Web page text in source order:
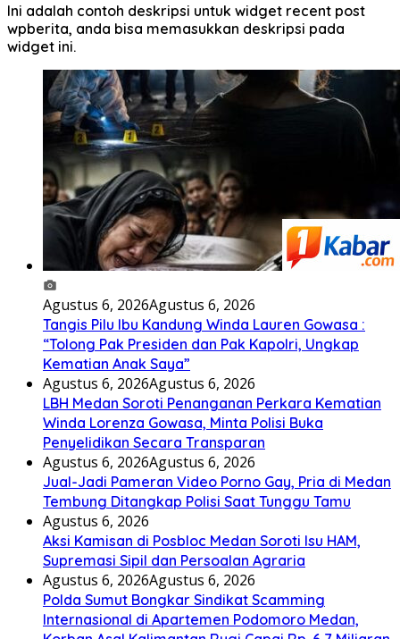
Ini adalah contoh deskripsi untuk widget recent post
wpberita, anda bisa memasukkan deskripsi pada
widget ini.
Agustus 6, 2026Agustus 6, 2026
Tangis Pilu Ibu Kandung Winda Lauren Gowasa :
“Tolong Pak Presiden dan Pak Kapolri, Ungkap
Kematian Anak Saya”
Agustus 6, 2026Agustus 6, 2026
‎LBH Medan Soroti Penanganan Perkara Kematian
Winda Lorenza Gowasa, Minta Polisi Buka
Penyelidikan Secara Transparan
Agustus 6, 2026Agustus 6, 2026
Jual-Jadi Pameran Video Porno Gay, Pria di Medan
Tembung Ditangkap Polisi Saat Tunggu Tamu
Agustus 6, 2026
Aksi Kamisan di Posbloc Medan Soroti Isu HAM,
Supremasi Sipil dan Persoalan Agraria
Agustus 6, 2026Agustus 6, 2026
Polda Sumut Bongkar Sindikat Scamming
Internasional di Apartemen Podomoro Medan,